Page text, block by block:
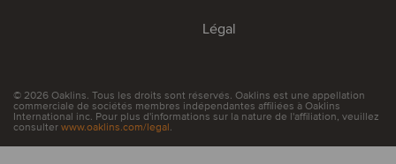
Légal
© 2026 Oaklins. Tous les droits sont réservés. Oaklins est une appellation
commerciale de sociétés membres indépendantes affiliées à Oaklins
International inc. Pour plus d'informations sur la nature de l'affiliation, veuillez
consulter www.oaklins.com/legal.